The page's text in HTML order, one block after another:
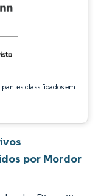
classificados em
por Mordor